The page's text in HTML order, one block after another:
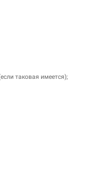
таковая имеется);